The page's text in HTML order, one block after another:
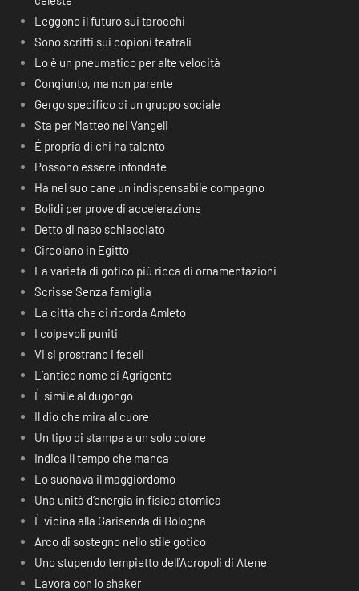
Leggono il futuro sui tarocchi
Sono scritti sui copioni teatrali
Lo è un pneumatico per alte velocità
Congiunto, ma non parente
Gergo specifico di un gruppo sociale
Sta per Matteo nei Vangeli
É propria di chi ha talento
Possono essere infondate
Ha nel suo cane un indispensabile compagno
Bolidi per prove di accelerazione
Detto di naso schiacciato
Circolano in Egitto
La varietà di gotico più ricca di ornamentazioni
Scrisse Senza famiglia
La città che ci ricorda Amleto
I colpevoli puniti
Vi si prostrano i fedeli
L’antico nome di Agrigento
È simile al dugongo
Il dio che mira al cuore
Un tipo di stampa a un solo colore
Indica il tempo che manca
Lo suonava il maggiordomo
Una unità d’energia in fisica atomica
È vicina alla Garisenda di Bologna
Arco di sostegno nello stile gotico
Uno stupendo tempietto dell’Acropoli di Atene
Lavora con lo shaker